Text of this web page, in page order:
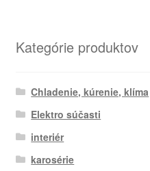
Kategórie produktov
Chladenie, kúrenie, klíma
Elektro súčasti
interiér
karosérie